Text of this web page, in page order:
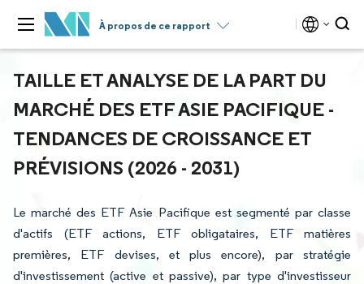
À propos de ce rapport
TAILLE ET ANALYSE DE LA PART DU
MARCHÉ DES ETF ASIE PACIFIQUE -
TENDANCES DE CROISSANCE ET
PRÉVISIONS (2026 - 2031)
Le marché des ETF Asie Pacifique est segmenté par classe
d'actifs (ETF actions, ETF obligataires, ETF matières
premières, ETF devises, et plus encore), par stratégie
d'investissement (active et passive), par type d'investisseur